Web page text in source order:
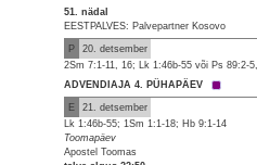
51. nädal
EESTPALVES: Palvepartner Kosovo
P
20. detsember
2Sm 7:1-11, 16; Lk 1:46b-55 või Ps 89:2-
ADVENDIAJA 4. PÜHAPÄEV
E
21. detsember
Lk 1:46b-55; 1Sm 1:1-18; Hb 9:1-14
Toomapäev
Apostel Toomas